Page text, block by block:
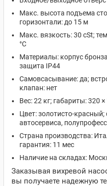
Макс. высота подъема
горизонтали: до 15 м
Макс. вязкость: 30 cSt;
°C
Материалы: корпус
защитa IP44
Самовсасывание: да;
клапан: нет
Вес: 22 кг; габариты: 320
Цвет:
автосервиса,
Страна производства:
гарантия: 11 мес
Наличие на складах:
Заказывая вихревой
вы получаете надежную